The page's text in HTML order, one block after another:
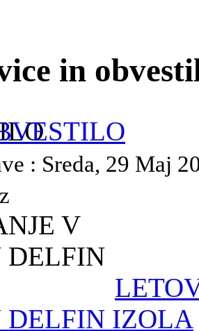
in
: Sreda, 29 Maj
DELFIN IZOLA